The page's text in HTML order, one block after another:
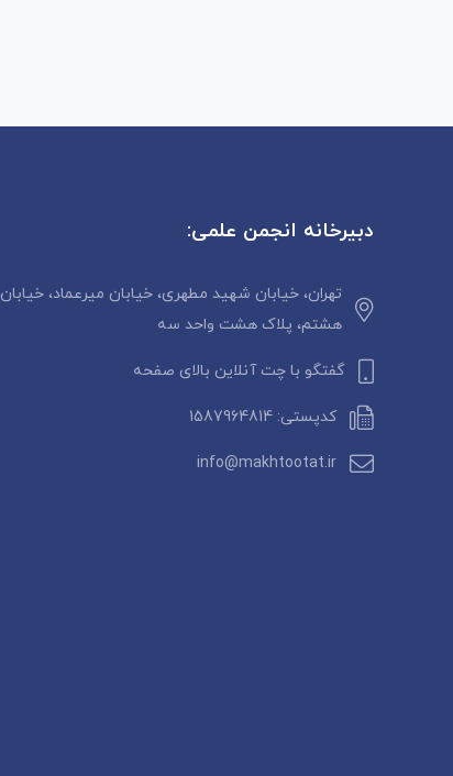
دبیرخانه انجمن علمی:
تهران، خیابان شهید مطهری، خیابان میرعماد، خیابان
هشتم، پلاک هشت واحد سه
گفتگو با چت آنلاین بالای صفحه
کدپستی: 1587964814
info@makhtootat.ir